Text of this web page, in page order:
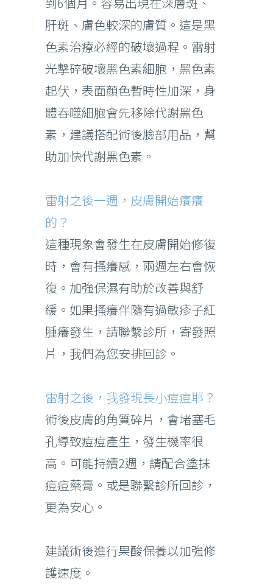
肝斑、膚色較深的膚質。這是黑
色素治療必經的破壞過程。雷射
光擊碎破壞黑色素細胞，黑色素
起伏，表面顏色暫時性加深，身
體吞噬細胞會先移除代謝黑色
素，建議搭配術後臉部用品，幫
助加快代謝黑色素。
雷射之後一週，皮膚開始癢癢
的？
這種現象會發生在皮膚開始修復
時，會有搔癢感，兩週左右會恢
復。加強保濕有助於改善與舒
緩。如果搔癢伴隨有過敏疹子紅
腫癢發生，請聯繫診所，寄發照
片，我們為您安排回診。
雷射之後，我發現長小痘痘耶？
術後皮膚的角質碎片，會堵塞毛
孔導致痘痘產生，發生機率很
高。可能持續2週，請配合塗抹
痘痘藥膏。或是聯繫診所回診，
更為安心。
建議術後進行果酸保養以加強修
護速度。